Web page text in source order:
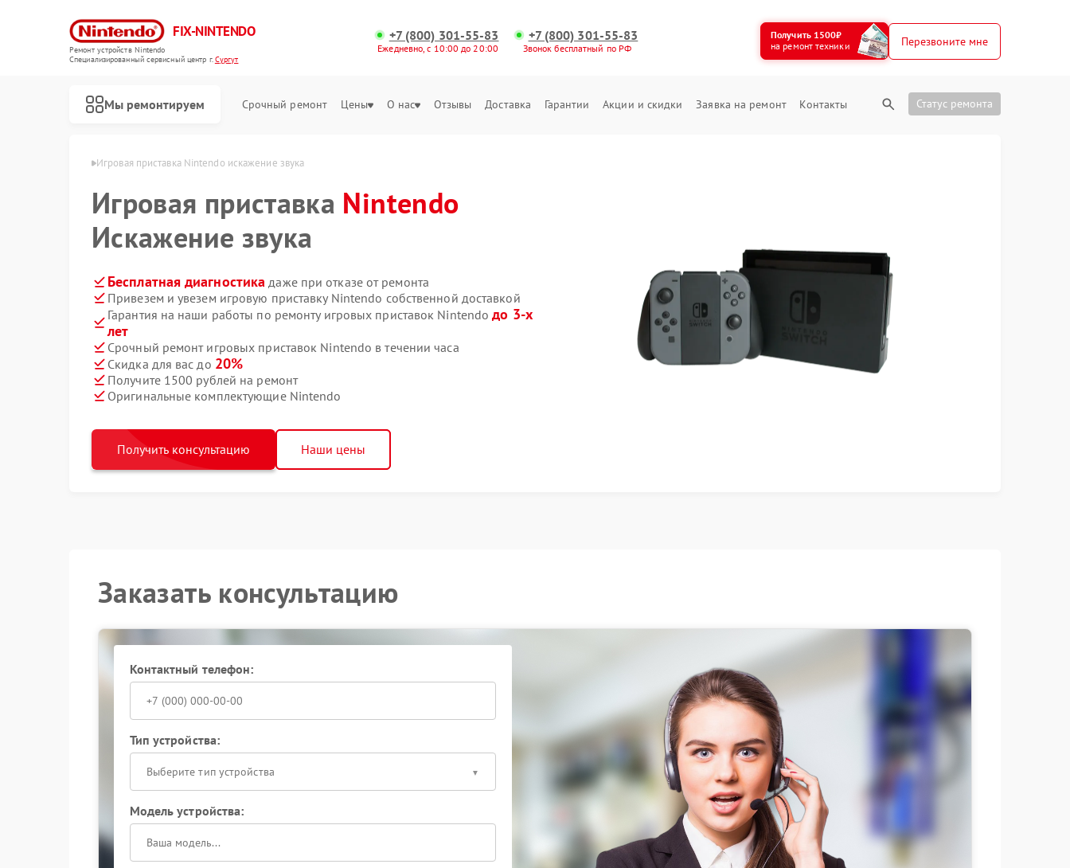
FIX-NINTENDO
Ремонт устройств Nintendo
Специализированный cервисный центр г.Сургут
+7 (800) 301-55-83
Ежедневно, с 10:00 до 20:00
+7 (800) 301-55-83
Звонок бесплатный по РФ
Получить 1500₽
на ремонт техники
Перезвоните мне
Мы ремонтируем Срочный ремонт Цены О нас Отзывы Доставка Гарантии Акции и скидки Заявка на ремонт Контакты Статус ремонта
Nintendo в Сургуте Игровая приставка Nintendo искажение звука
Игровая приставка Nintendo
Искажение звука
Бесплатная диагностика даже при отказе от ремонта
Привезем и увезем игровую приставку Nintendo собственной доставкой
Гарантия на наши работы по ремонту игровых приставок Nintendoдо 3-х
лет
Срочный ремонт игровых приставок Nintendo в течении часа
Скидка для вас до 20%
Получите 1500 рублей на ремонт
Оригинальные комплектующие Nintendo
Получить консультацию Наши цены
Заказать консультацию
Контактный телефон:
Тип устройства:
Выберите тип устройства
Модель устройства: